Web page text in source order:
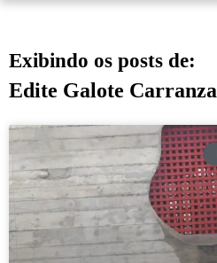
Exibindo os posts de:
Edite Galote Carranza